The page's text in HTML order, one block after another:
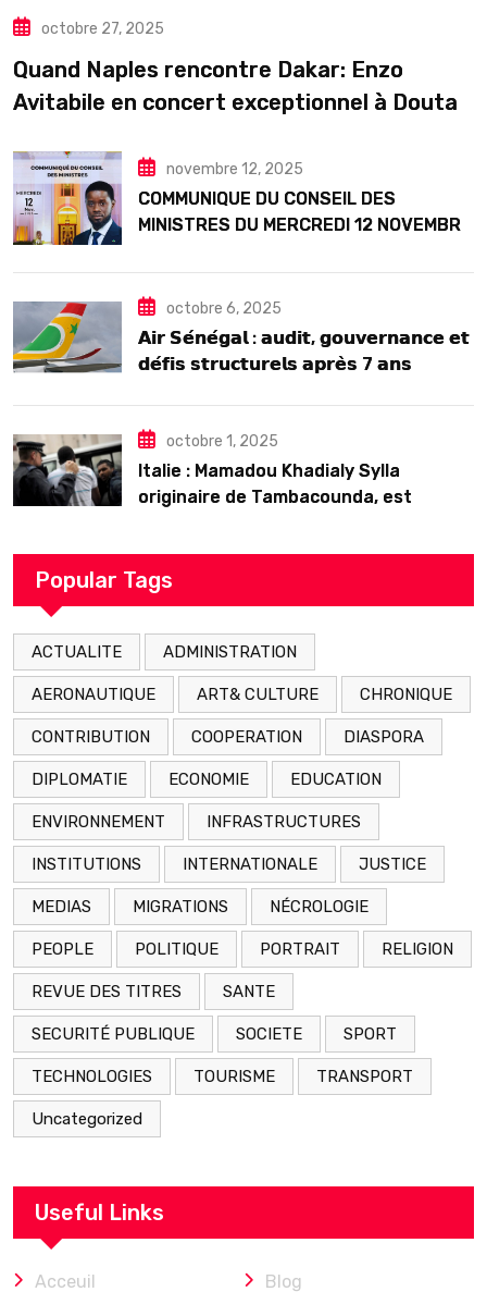
octobre 27, 2025
Quand Naples rencontre Dakar: Enzo
Avitabile en concert exceptionnel à Douta
novembre 12, 2025
COMMUNIQUE DU CONSEIL DES
MINISTRES DU MERCREDI 12 NOVEMBRE
octobre 6, 2025
𝗔𝗶𝗿 𝗦𝗲́𝗻𝗲́𝗴𝗮𝗹 : 𝗮𝘂𝗱𝗶𝘁, 𝗴𝗼𝘂𝘃𝗲𝗿𝗻𝗮𝗻𝗰𝗲 𝗲𝘁
𝗱𝗲́𝗳𝗶𝘀 𝘀𝘁𝗿𝘂𝗰𝘁𝘂𝗿𝗲𝗹𝘀 𝗮𝗽𝗿𝗲̀𝘀 7 𝗮𝗻𝘀
octobre 1, 2025
Italie : Mamadou Khadialy Sylla
originaire de Tambacounda, est
arrestation
Popular Tags
ACTUALITE ADMINISTRATION
AERONAUTIQUE ART& CULTURE CHRONIQUE
CONTRIBUTION COOPERATION DIASPORA
DIPLOMATIE ECONOMIE EDUCATION
ENVIRONNEMENT INFRASTRUCTURES
INSTITUTIONS INTERNATIONALE JUSTICE
MEDIAS MIGRATIONS NÉCROLOGIE
PEOPLE POLITIQUE PORTRAIT RELIGION
REVUE DES TITRES SANTE
SECURITÉ PUBLIQUE SOCIETE SPORT
TECHNOLOGIES TOURISME TRANSPORT
Uncategorized
Useful Links
Acceuil Blog